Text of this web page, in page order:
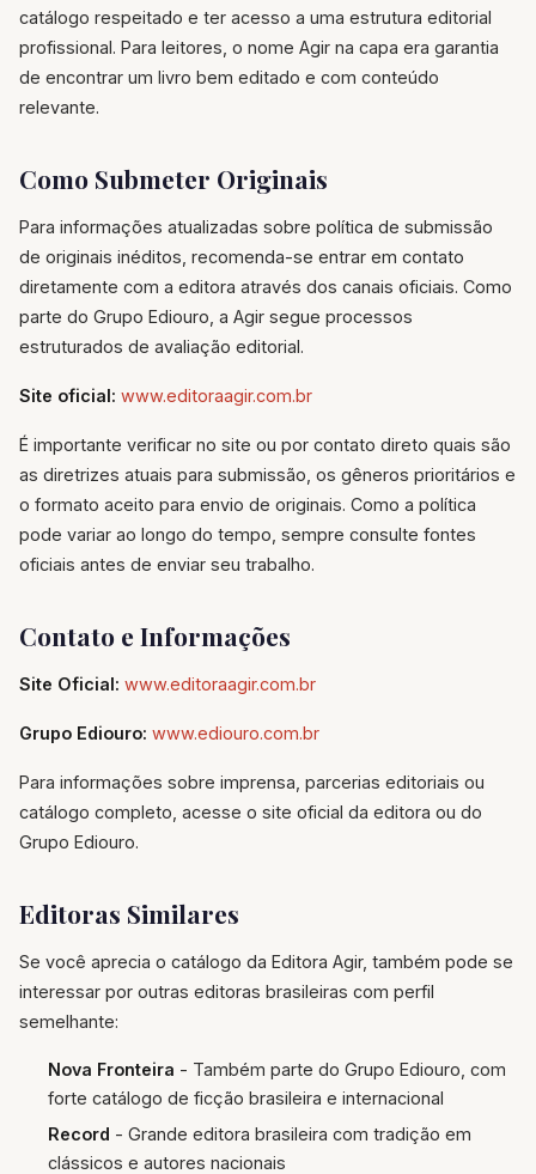
catálogo respeitado e ter acesso a uma estrutura editorial
profissional. Para leitores, o nome Agir na capa era garantia
de encontrar um livro bem editado e com conteúdo
relevante.
Como Submeter Originais
Para informações atualizadas sobre política de submissão
de originais inéditos, recomenda-se entrar em contato
diretamente com a editora através dos canais oficiais. Como
parte do Grupo Ediouro, a Agir segue processos
estruturados de avaliação editorial.
Site oficial: www.editoraagir.com.br
É importante verificar no site ou por contato direto quais são
as diretrizes atuais para submissão, os gêneros prioritários e
o formato aceito para envio de originais. Como a política
pode variar ao longo do tempo, sempre consulte fontes
oficiais antes de enviar seu trabalho.
Contato e Informações
Site Oficial: www.editoraagir.com.br
Grupo Ediouro: www.ediouro.com.br
Para informações sobre imprensa, parcerias editoriais ou
catálogo completo, acesse o site oficial da editora ou do
Grupo Ediouro.
Editoras Similares
Se você aprecia o catálogo da Editora Agir, também pode se
interessar por outras editoras brasileiras com perfil
semelhante:
Nova Fronteira - Também parte do Grupo Ediouro, com
forte catálogo de ficção brasileira e internacional
Record - Grande editora brasileira com tradição em
clássicos e autores nacionais